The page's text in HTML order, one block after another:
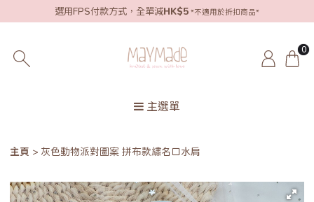
選用FPS付款方式，全單減HK$5 *不適用於折扣商品*
0
主選單
主頁 灰色動物派對圖案 拼布款繡名口水肩